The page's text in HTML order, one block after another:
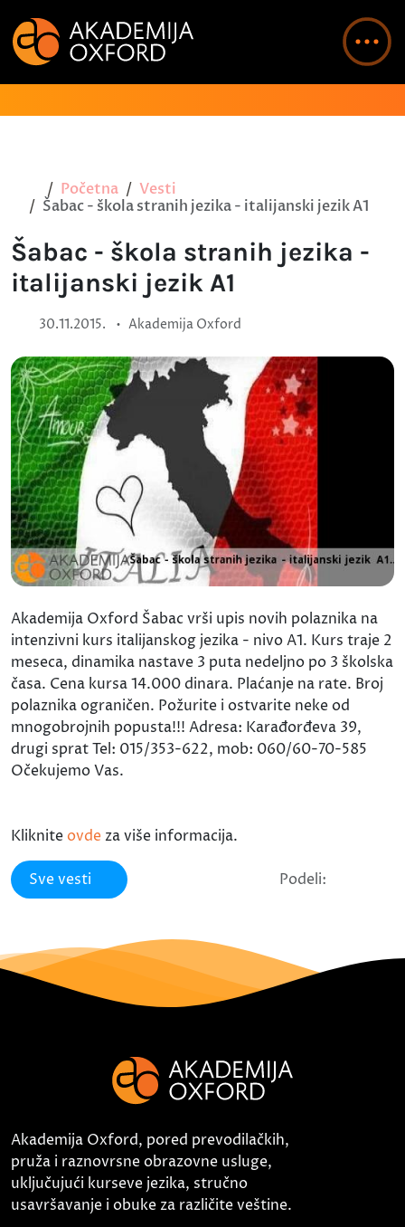
Početna
Vesti
Šabac - škola stranih jezika - italijanski jezik A1
Šabac - škola stranih jezika -
italijanski jezik A1
30.11.2015. • Akademija Oxford
Akademija Oxford Šabac vrši upis novih polaznika na
intenzivni kurs italijanskog jezika - nivo A1. Kurs traje 2
meseca, dinamika nastave 3 puta nedeljno po 3 školska
časa. Cena kursa 14.000 dinara. Plaćanje na rate. Broj
polaznika ograničen. Požurite i ostvarite neke od
mnogobrojnih popusta!!! Adresa: Karađorđeva 39,
drugi sprat Tel: 015/353-622, mob: 060/60-70-585
Očekujemo Vas.
Kliknite ovde za više informacija.
Sve vesti Podeli:
Akademija Oxford, pored prevodilačkih,
pruža i raznovrsne obrazovne usluge,
uključujući kurseve jezika, stručno
usavršavanje i obuke za različite veštine.